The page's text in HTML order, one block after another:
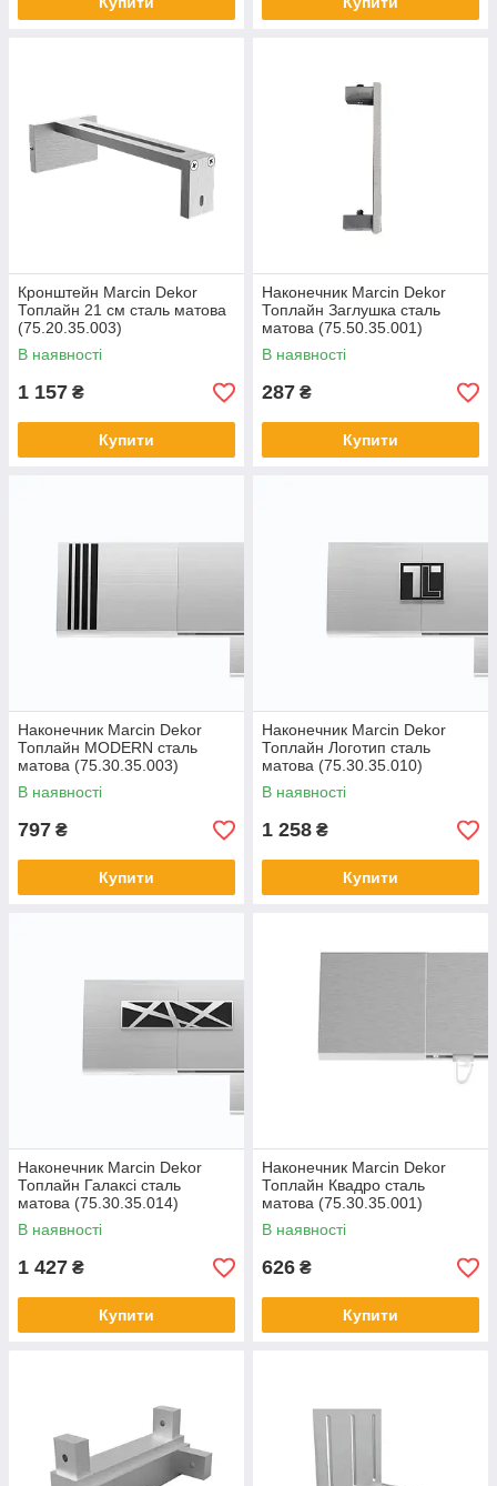
Кронштейн Marcin Dekor
Топлайн 21 см сталь матова
(75.20.35.003)
В наявності
1 157 ₴
Купити
Наконечник Marcin Dekor
Топлайн Заглушка сталь
матова (75.50.35.001)
В наявності
287 ₴
Купити
Наконечник Marcin Dekor
Топлайн MODERN сталь
матова (75.30.35.003)
В наявності
797 ₴
Купити
Наконечник Marcin Dekor
Топлайн Логотип сталь
матова (75.30.35.010)
В наявності
1 258 ₴
Купити
Наконечник Marcin Dekor
Топлайн Галаксі сталь
матова (75.30.35.014)
В наявності
1 427 ₴
Купити
Наконечник Marcin Dekor
Топлайн Квадро сталь
матова (75.30.35.001)
В наявності
626 ₴
Купити